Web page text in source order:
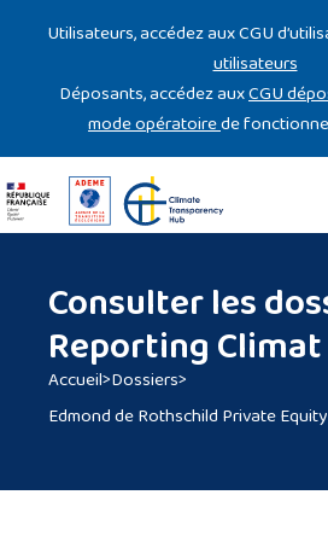
Consulter les
Reporting Climat
Accueil>Dossiers>
Edmond de Rothschild Private
Utilisateurs, accédez aux CGU
utilisateurs
Déposants, accédez auxCGU
mode opératoirede